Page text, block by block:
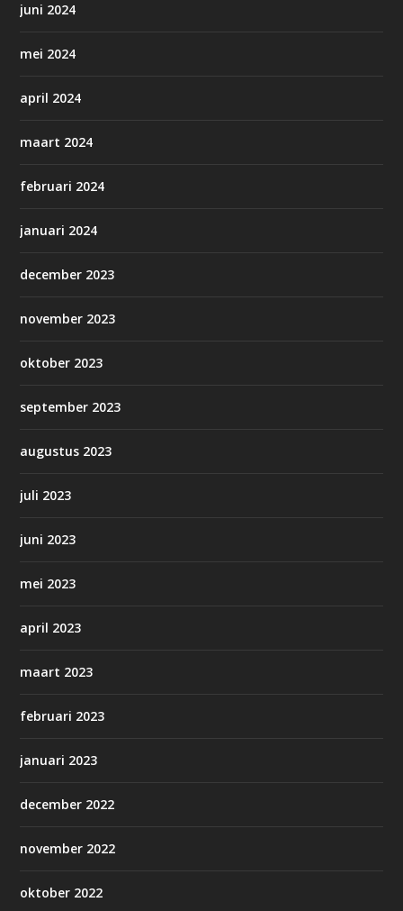
juni 2024
mei 2024
april 2024
maart 2024
februari 2024
januari 2024
december 2023
november 2023
oktober 2023
september 2023
augustus 2023
juli 2023
juni 2023
mei 2023
april 2023
maart 2023
februari 2023
januari 2023
december 2022
november 2022
oktober 2022